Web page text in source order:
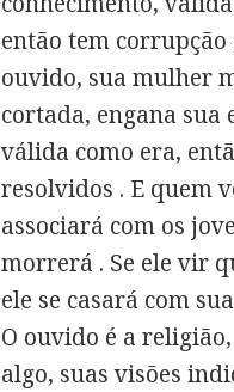
então tem
ouvido, sua mulher
cortada, engana sua
válida como era,
resolvidos . E quem
associará com os
morrerá . Se ele vir
ele se casará com
O ouvido é a
algo, suas visões